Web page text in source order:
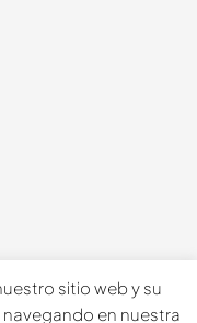
sitio web y su
en nuestra